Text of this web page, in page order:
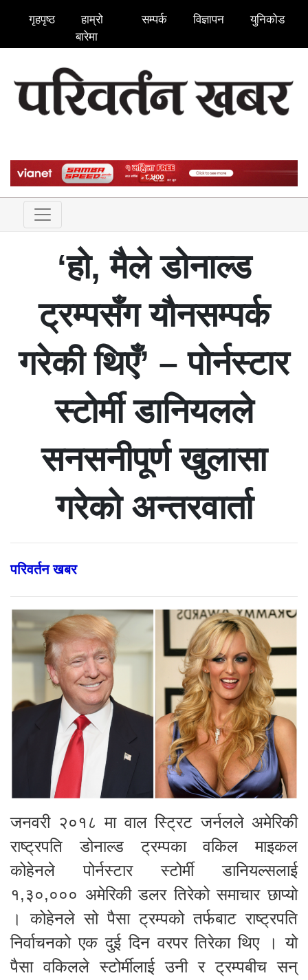
गृहपृष्ठ
हाम्रो
बारेमा
सम्पर्क विज्ञापन युनिकोड
‘हो, मैले डोनाल्ड
ट्रम्पसँग यौनसम्पर्क
गरेकी थिएँ’ – पोर्नस्टार
स्टोर्मी डानियलले
सनसनीपूर्ण खुलासा
गरेको अन्तरवार्ता
परिवर्तन खबर
जनवरी २०१८ मा वाल स्ट्रिट जर्नलले अमेरिकी
राष्ट्रपति डोनाल्ड ट्रम्पका वकिल माइकल
कोहेनले पोर्नस्टार स्टोर्मी डानियल्सलाई
१,३०,००० अमेरिकी डलर तिरेको समाचार छाप्यो
। कोहेनले सो पैसा ट्रम्पको तर्फबाट राष्ट्रपति
निर्वाचनको एक दुई दिन वरपर तिरेका थिए । यो
पैसा वकिलले स्टोर्मीलाई उनी र ट्रम्पबीच सन्